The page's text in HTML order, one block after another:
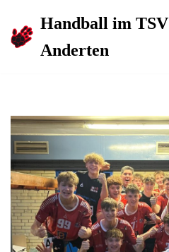
Zum
Handball im TSV
Anderten